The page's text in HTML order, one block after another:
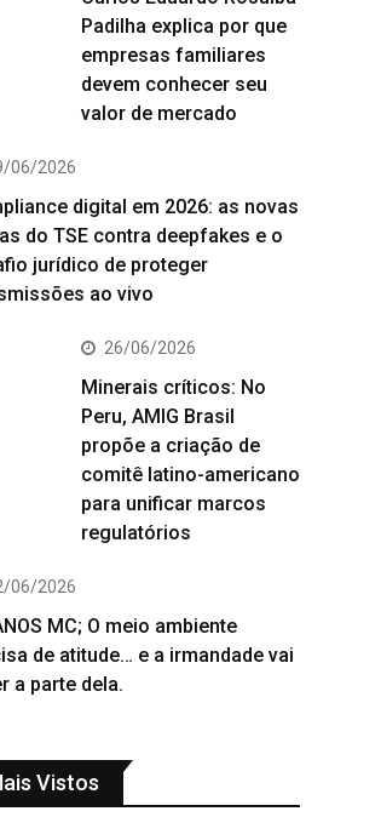
Padilha explica por que
empresas familiares
devem conhecer seu
valor de mercado
06/2026
digital em 2026: as novas
do TSE contra deepfakes e o
jurídico de proteger
ao vivo
26/06/2026
Minerais críticos: No
Peru, AMIG Brasil
propõe a criação de
comitê latino-americano
para unificar marcos
regulatórios
06/2026
MC; O meio ambiente
de atitude… e a irmandade vai
a parte dela.
Vistos